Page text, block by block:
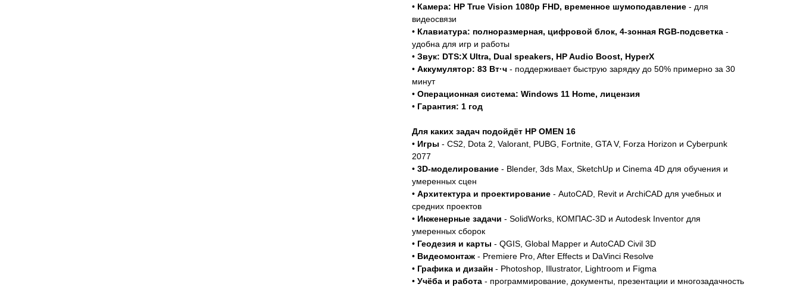
• Камера: HP True Vision 1080p FHD, временное шумоподавление - для
видеосвязи
• Клавиатура: полноразмерная, цифровой блок, 4-зонная RGB-подсветка -
удобна для игр и работы
• Звук: DTS:X Ultra, Dual speakers, HP Audio Boost, HyperX
• Аккумулятор: 83 Вт·ч - поддерживает быструю зарядку до 50% примерно за 30
минут
• Операционная система: Windows 11 Home, лицензия
• Гарантия: 1 год
Для каких задач подойдёт HP OMEN 16
• Игры - CS2, Dota 2, Valorant, PUBG, Fortnite, GTA V, Forza Horizon и Cyberpunk
2077
• 3D-моделирование - Blender, 3ds Max, SketchUp и Cinema 4D для обучения и
умеренных сцен
• Архитектура и проектирование - AutoCAD, Revit и ArchiCAD для учебных и
средних проектов
• Инженерные задачи - SolidWorks, КОМПАС-3D и Autodesk Inventor для
умеренных сборок
• Геодезия и карты - QGIS, Global Mapper и AutoCAD Civil 3D
• Видеомонтаж - Premiere Pro, After Effects и DaVinci Resolve
• Графика и дизайн - Photoshop, Illustrator, Lightroom и Figma
• Учёба и работа - программирование, документы, презентации и многозадачность